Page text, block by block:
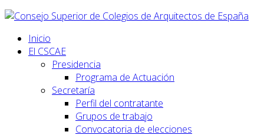
Inicio
El CSCAE
Presidencia
Programa de Actuación
Secretaría
Perfil del contratante
Grupos de trabajo
Convocatoria de elecciones